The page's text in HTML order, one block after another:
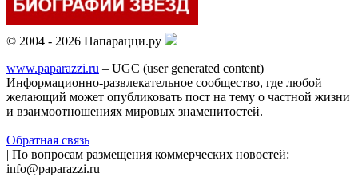
© 2004 - 2026 Папарацци.ру
www.paparazzi.ru – UGC (user generated content)
Информационно-развлекательное сообщество, где любой
желающий может опубликовать пост на тему о частной жизни
и взаимоотношениях мировых знаменитостей.
Обратная связь
| По вопросам размещения коммерческих новостей:
info@paparazzi.ru